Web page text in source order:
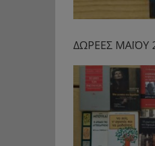
ΔΩΡΕΕΣ ΜΑΪΟΥ